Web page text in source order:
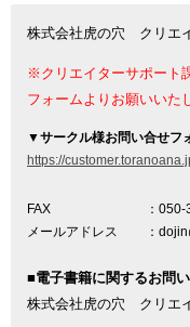
株式会社虎の穴 クリエ
※クリエイターサポート
フォームよりお願いいた
▼サークル様お問い合せフ
https://
FAX
：
メールアドレス
：
■電子書籍に関するお問
株式会社虎の穴 クリエ